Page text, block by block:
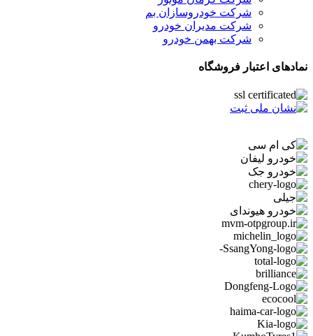
شرکت خودروسازان بم
شرکت مدیران خودرو
شرکت بهمن خودرو
نمادهای اعتبار فروشگاه